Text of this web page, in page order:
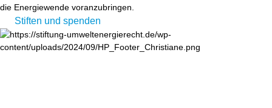
die Energiewende voranzubringen.
Stiften und spenden